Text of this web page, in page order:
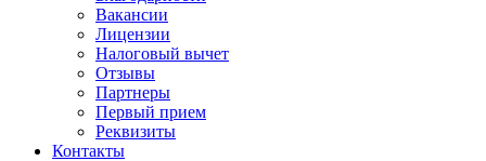
Вакансии
Лицензии
Налоговый вычет
Отзывы
Партнеры
Первый прием
Реквизиты
Контакты